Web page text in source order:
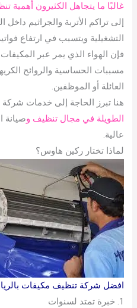
غالبًا ما يتجاهل الكثيرون أهمية
إلى تراكم الأتربة والجراثيم
التشغيلية ويتسبب في ارتفاع
فإن الهواء الذي يمر عبر
مسببات الحساسية والروائح
العائلة أو الموظفين.
هنا تبرز الحاجة إلى خدمات
الطويلة في مجال تنظيف وصيانة
عالية.
لماذا تختار ركين هاوس؟
افضل شركة تنظيف مكيفات
1. خبرة تمتد لسنوات